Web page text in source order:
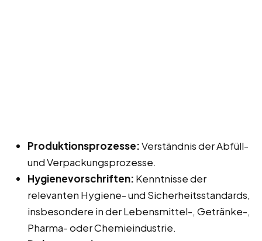
Produktionsprozesse:Verständnis der Abfüll-
und Verpackungsprozesse.
Hygienevorschriften: Kenntnisse der
relevanten Hygiene- und Sicherheitsstandards,
insbesondere in der Lebensmittel-, Getränke-,
Pharma- oder Chemieindustrie.